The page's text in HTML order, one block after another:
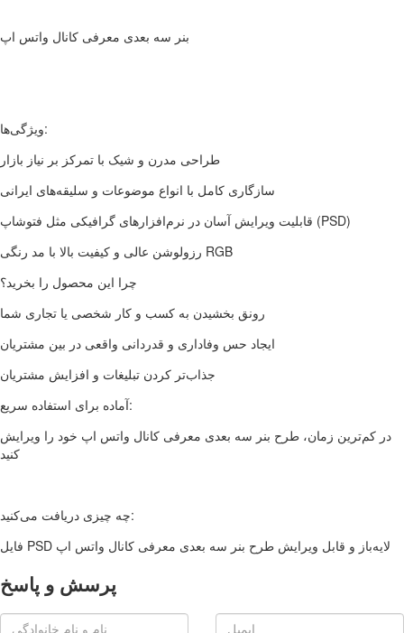
بنر سه بعدی معرفی کانال واتس اپ
ویژگی‌ها:
طراحی مدرن و شیک با تمرکز بر نیاز بازار
سازگاری کامل با انواع موضوعات و سلیقه‌های ایرانی
قابلیت ویرایش آسان در نرم‌افزارهای گرافیکی مثل فتوشاپ (PSD)
رزولوشن عالی و کیفیت بالا با مد رنگی RGB
چرا این محصول را بخرید؟
رونق بخشیدن به کسب و کار شخصی یا تجاری شما
ایجاد حس وفاداری و قدردانی واقعی در بین مشتریان
آماده برای استفاده سریع:
در کم‌ترین زمان، طرح بنر سه بعدی معرفی کانال واتس اپ خود را ویرایش
چه چیزی دریافت می‌کنید:
فایل PSD لایه‌باز و قابل ویرایش طرح بنر سه بعدی معرفی کانال واتس اپ
پرسش و پاسخ